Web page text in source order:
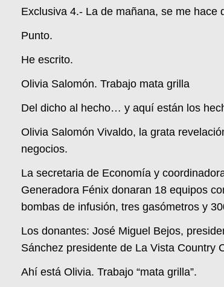
Exclusiva 4.- La de mañana, se me hace
Punto.
He escrito.
Olivia Salomón. Trabajo mata grilla
Del dicho al hecho… y aquí están los
Olivia Salomón Vivaldo, la grata
negocios.
La secretaria de Economía y
Generadora Fénix donaran 18 equipos
bombas de infusión, tres gasómetros y
Los donantes: José Miguel Bejos,
Sánchez presidente de La Vista Country
Ahí está Olivia. Trabajo “mata grilla”.